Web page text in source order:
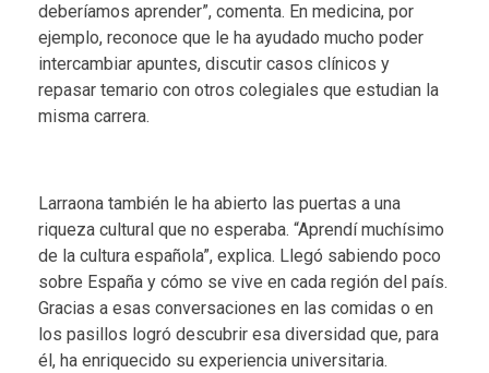
deberíamos aprender”, comenta. En medicina, por
ejemplo, reconoce que le ha ayudado mucho poder
intercambiar apuntes, discutir casos clínicos y
repasar temario con otros colegiales que estudian la
misma carrera.
Larraona también le ha abierto las puertas a una
riqueza cultural que no esperaba. “Aprendí muchísimo
de la cultura española”, explica. Llegó sabiendo poco
sobre España y cómo se vive en cada región del país.
Gracias a esas conversaciones en las comidas o en
los pasillos logró descubrir esa diversidad que, para
él, ha enriquecido su experiencia universitaria.